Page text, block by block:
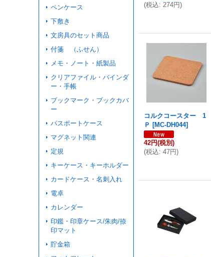
ペンケース
下敷き
文房具のセット商品
付箋 （ふせん）
メモ・ノート・紙製品
クリアファイル・バインダ
ー・手帳
ブックマーク・ブックカバ
ー
パスポートケース
マグネット関連
定規
キーケース・キーホルダー
カードケース・名刺入れ
電卓
カレンダー
印鑑・印章ケース/朱肉/捺
印マット
貯金箱
(税込: 274円)
コルクコースター 1
Ｐ [MC-DH044]
42円(税別)
(税込: 47円)